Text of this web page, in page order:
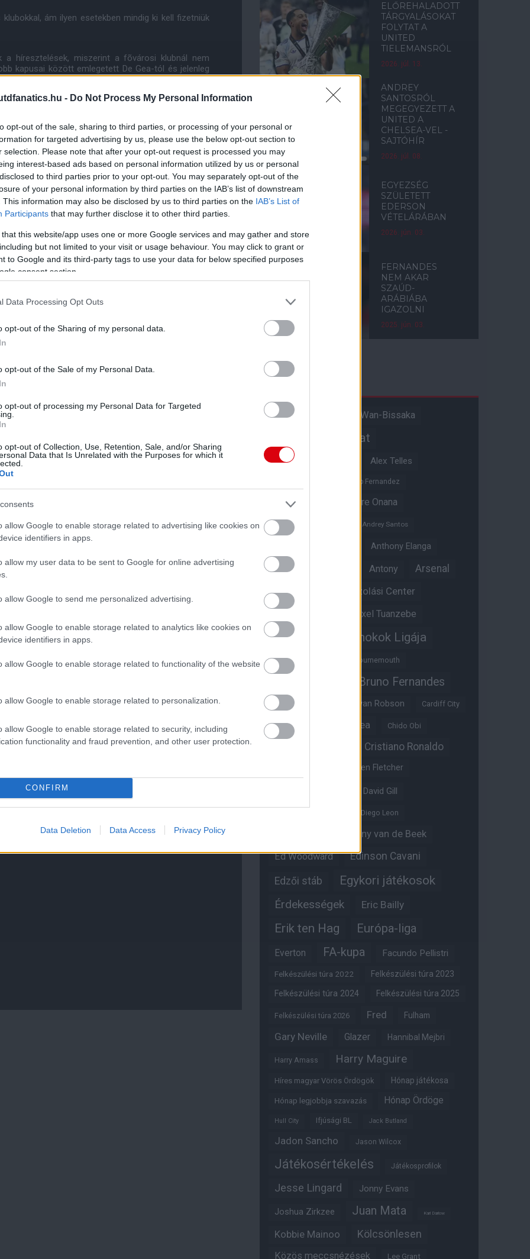
- Do Not Process My Personal Information
opt-out of the sale, sharing to third parties, or processing of your personal or
for targeted advertising by us, please use the below opt-out section to
selection. Please note that after your opt-out request is processed you may
interest-based ads based on personal information utilized by us or personal
to third parties prior to your opt-out. You may separately opt-out of the
of your personal information by third parties on the IAB’s list of downstream
This information may also be disclosed by us to third parties on the IAB’s List of
Participants that may further disclose it to other third parties.
that this website/app uses one or more Google services and may gather and store
but not limited to your visit or usage behaviour. You may click to grant or
to Google and its third-party tags to use your data for below specified purposes
consent section.
Data Processing Opt Outs
opt-out of the Sharing of my personal data.
opt-out of the Sale of my Personal Data.
opt-out of processing my Personal Data for Targeted
opt-out of Collection, Use, Retention, Sale, and/or Sharing
Data that Is Unrelated with the Purposes for which it
allow Google to enable storage related to advertising like cookies on
identifiers in apps.
allow my user data to be sent to Google for online advertising
allow Google to send me personalized advertising.
allow Google to enable storage related to analytics like cookies on
identifiers in apps.
allow Google to enable storage related to functionality of the website
allow Google to enable storage related to personalization.
allow Google to enable storage related to security, including
functionality and fraud prevention, and other user protection.
CONFIRM
Data Deletion Data Access Privacy Policy
ám ilyen esetekben mindig ki kell fizetniük
híresztelések, miszerint a fõvárosi klubnál nem
kapusai között emlegetett De Gea-tól és jelenleg
pont kerülhet, ugyanis a szerzõdésében 25 millió
azt mondták, jövõjérõl legkésõbb június végéig
on is!
ésiOS-re !
működését!
ELŐREHALADOTT
TÁRGYALÁSOKAT
FOLYTAT A
UNITED
TIELEMANSRÓL
2026. júl. 13.
ANDREY
SANTOSRÓL
MEGEGYEZETT A
UNITED A
CHELSEA-VEL -
SAJTÓHÍR
2026. júl. 08.
EGYEZSÉG
SZÜLETETT
EDERSON
VÉTELÁRÁBAN
2026. jún. 03.
FERNANDES
NEM AKAR
SZAÚD-
ARÁBIÁBA
IGAZOLNI
2025. jún. 03.
Címkék
A hangadó Aaron Wan-Bissaka
Akadémiai csapat
Alejandro Garnacho Alex Telles
Alvaro Fernandez
Amad Diallo
Andre Onana
Andreas Pereira
Andrey Santos
Anthony Elanga
Anthony Martial Antony Arsenal
Aston Villa Átigazolási Center
Átigazolások Axel Tuanzebe
Ayden Heaven Bajnokok Ligája
Benjamin Sesko Bournemouth
Bruno Fernandes
Bryan Mbeumo Bryan Robson Cardiff City
Casemiro Chelsea Chido Obi
Cristiano Ronaldo
Darren Fletcher
David Gill
Diego Leon
Donny van de Beek
Ed Woodward
Edinson Cavani
Edzői stáb Egykori játékosok
Érdekességek Eric Bailly
Erik ten Hag Európa-liga
Everton FA-kupa Facundo Pellistri
Felkészülési túra 2022 Felkészülési túra 2023
Felkészülési túra 2024 Felkészülési túra 2025
Felkészülési túra 2026 Fred Fulham
Gary Neville Glazer Hannibal Mejbri
Harry Amass Harry Maguire
Híres magyar Vörös Ördögök Hónap játékosa
Hónap legjobbja szavazás Hónap Ördöge
Hull City Ifjúsági BL Jack Butland
Jadon Sancho Jason Wilcox
Játékosértékelés Játékosprofilok
Jesse Lingard Jonny Evans
Joshua Zirkzee Juan Mata Karl Darlow
Kobbie Mainoo Kölcsönlesen
Közös meccsnézések Lee Grant